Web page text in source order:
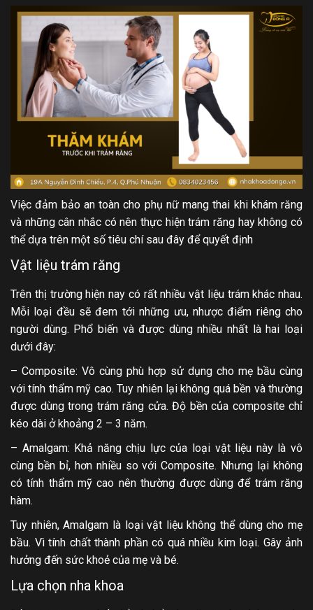
Việc đảm bảo an toàn cho phụ nữ mang thai khi khám răng
và những cân nhắc có nên thực hiện trám răng hay không có
thể dựa trên một số tiêu chí sau đây để quyết định
Vật liệu trám răng
Trên thị trường hiện nay có rất nhiều vật liệu trám khác nhau.
Mỗi loại đều sẽ đem tới những ưu, nhược điểm riêng cho
người dùng. Phổ biến và được dùng nhiều nhất là hai loại
dưới đây:
– Composite: Vô cùng phù hợp sử dụng cho mẹ bầu cùng
với tính thẩm mỹ cao. Tuy nhiên lại không quá bền và thường
được dùng trong trám răng cửa. Độ bền của composite chỉ
kéo dài ở khoảng 2 – 3 năm.
– Amalgam: Khả năng chịu lực của loại vật liệu này là vô
cùng bền bỉ, hơn nhiều so với Composite. Nhưng lại không
có tính thẩm mỹ cao nên thường được dùng để trám răng
hàm.
Tuy nhiên, Amalgam là loại vật liệu không thể dùng cho mẹ
bầu. Vì tính chất thành phần có quá nhiều kim loại. Gây ảnh
hưởng đến sức khoẻ của mẹ và bé.
Lựa chọn nha khoa